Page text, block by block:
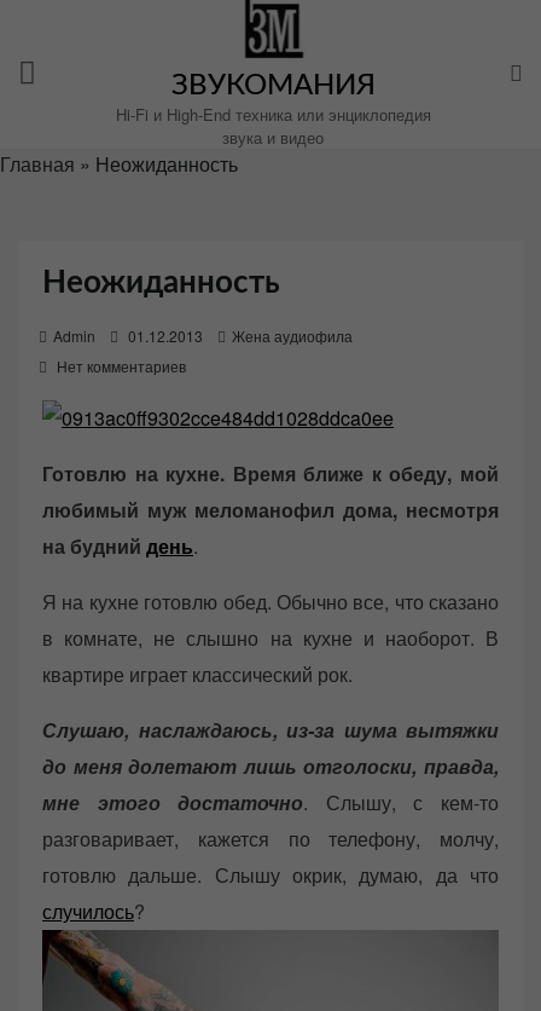
содержимому
ЗВУКОМАНИЯ
Hi-Fi и High-End техника или энциклопедия
звука и видео
Главная » Неожиданность
Неожиданность
Admin
o
t
d
o
01.12.2013
Жена аудиофила
Нет комментариев
Готовлю на кухне. Время ближе к обеду, мой
любимый муж меломанофил дома, несмотря
на будний день.
Я на кухне готовлю обед. Обычно все, что сказано
в комнате, не слышно на кухне и наоборот. В
квартире играет классический рок.
Слушаю, наслаждаюсь, из-за шума вытяжки
до меня долетают лишь отголоски, правда,
мне этого достаточно. Слышу, с кем-то
разговаривает, кажется по телефону, молчу,
готовлю дальше. Слышу окрик, думаю, да что
случилось?